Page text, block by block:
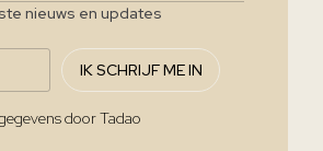
nieuws en updates
IK SCHRIJF ME IN
door Tadao